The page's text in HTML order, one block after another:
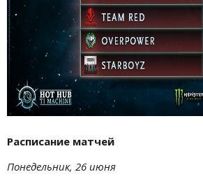
Расписание матчей
Понедельник, 26 июня